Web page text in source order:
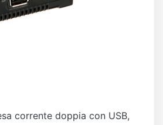
corrente doppia con USB,